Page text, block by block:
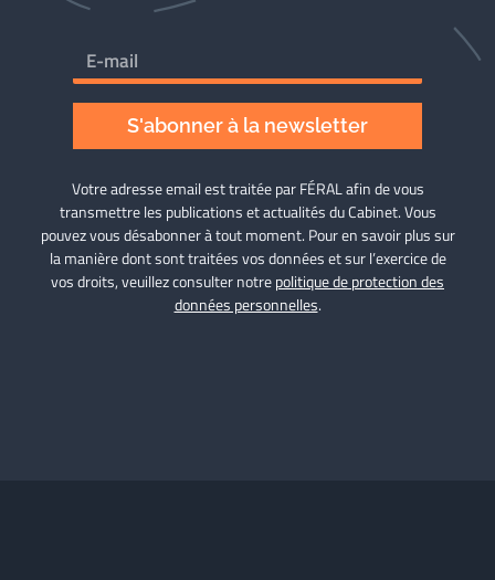
S'abonner à la newsletter
Votre adresse email est traitée par FÉRAL afin de vous
transmettre les publications et actualités du Cabinet. Vous
pouvez vous désabonner à tout moment. Pour en savoir plus sur
la manière dont sont traitées vos données et sur l’exercice de
vos droits, veuillez consulter notrepolitique de protection des
données personnelles.